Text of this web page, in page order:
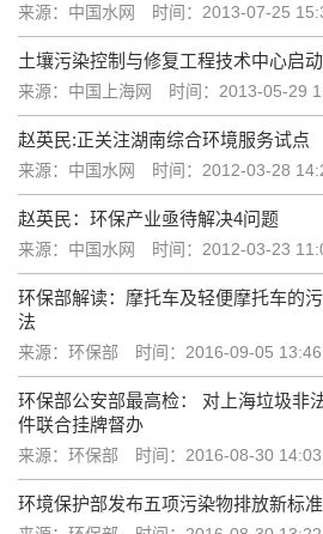
来源：中国水网 时间：2013-07-25
土壤污染控制与修复工程技术中心启动
来源：中国上海网 时间：2013-05-29
赵英民:正关注湖南综合环境服务试点
来源：中国水网 时间：2012-03-28
赵英民：环保产业亟待解决4问题
来源：中国水网 时间：2012-03-23
环保部解读：摩托车及轻便摩托车的
法
来源：环保部 时间：2016-09-05 13:46
环保部公安部最高检： 对上海垃圾非
件联合挂牌督办
来源：环保部 时间：2016-08-30 14:03
环境保护部发布五项污染物排放新标准